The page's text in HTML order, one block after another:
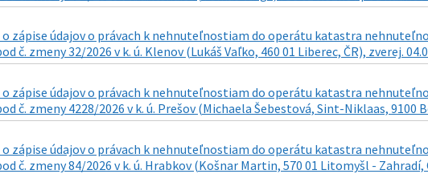
zápise údajov o právach k nehnuteľnostiam do operátu katastra
č. zmeny 32/2026 v k. ú. Klenov (Lukáš Vaľko, 460 01 Liberec, ČR), zverej.
zápise údajov o právach k nehnuteľnostiam do operátu katastra
č. zmeny 4228/2026 v k. ú. Prešov (Michaela Šebestová, Sint-Niklaas, 9100
zápise údajov o právach k nehnuteľnostiam do operátu katastra
č. zmeny 84/2026 v k. ú. Hrabkov (Košnar Martin, 570 01 Litomyšl - Zahradí,